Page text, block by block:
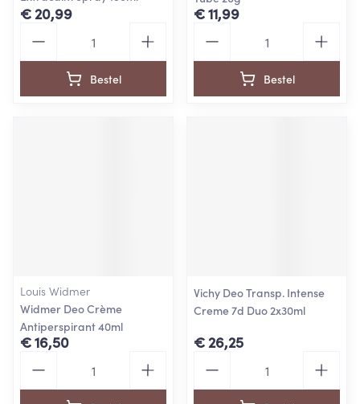
€ 20,99
Bestel
€ 11,99
Bestel
Louis Widmer
Widmer Deo Crème
Antiperspirant 40ml
€ 16,50
Vichy Deo Transp. Intense
Creme 7d Duo 2x30ml
€ 26,25